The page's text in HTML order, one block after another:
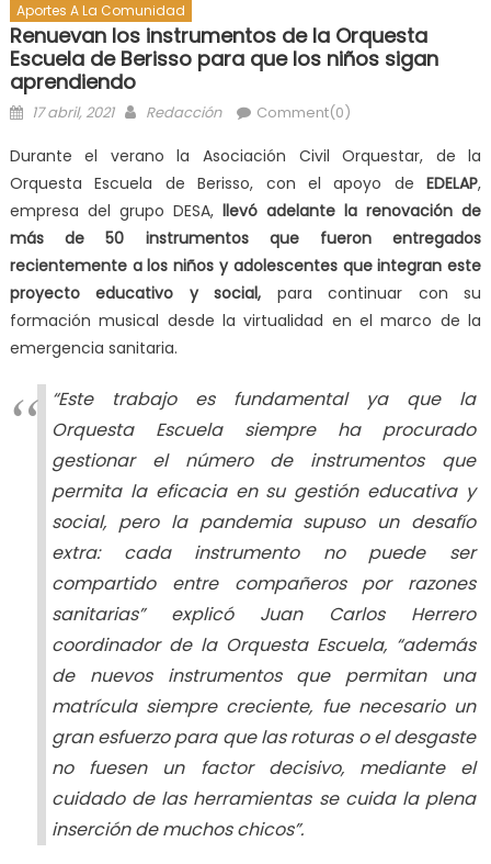
Aportes A La Comunidad
Renuevan los instrumentos de la Orquesta
Escuela de Berisso para que los niños sigan
aprendiendo
17 abril, 2021 Redacción Comment(0)
Durante el verano la Asociación Civil Orquestar, de la
Orquesta Escuela de Berisso, con el apoyo deEDELAP,
empresa del grupo DESA, llevó adelante la renovación de
más de 50 instrumentos que fueron entregados
recientemente a los niños y adolescentes que integran este
proyecto educativo y social, para continuar con su
formación musical desde la virtualidad en el marco de la
emergencia sanitaria.
“Este trabajo es fundamental ya que la
Orquesta Escuela siempre ha procurado
gestionar el número de instrumentos que
permita la eficacia en su gestión educativa y
social, pero la pandemia supuso un desafío
extra: cada instrumento no puede ser
compartido entre compañeros por razones
sanitarias” explicó Juan Carlos Herrero
coordinador de la Orquesta Escuela, “además
de nuevos instrumentos que permitan una
matrícula siempre creciente, fue necesario un
gran esfuerzo para que las roturas o el desgaste
no fuesen un factor decisivo, mediante el
cuidado de las herramientas se cuida la plena
inserción de muchos chicos”.